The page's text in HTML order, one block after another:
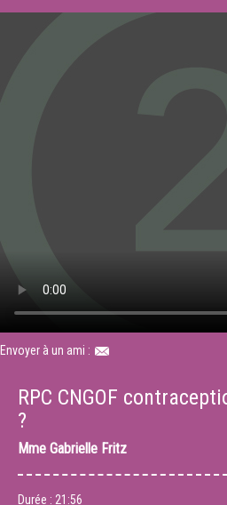
Envoyer à un ami :
RPC CNGOF
?
Mme Gabrielle Fritz
Durée : 21:56